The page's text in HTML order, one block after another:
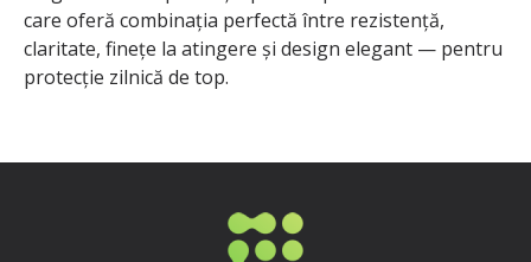
care oferă combinația perfectă între rezistență,
claritate, finețe la atingere și design elegant — pentru
protecție zilnică de top.